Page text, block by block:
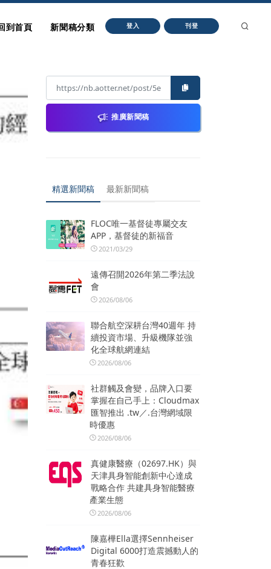
到首頁 新聞稿分類 登入 刊登
推廣新聞稿
精選新聞稿 最新新聞稿
FLOC唯一基督徒專屬交友
APP，基督徒的新福音
2021/03/29
遠傳召開2026年第二季法說
會
2026/08/06
聯合航空深耕台灣40週年 持
續投資市場、升級機隊並強
化全球航網連結
2026/08/06
社群觸及會變，品牌入口要
掌握在自己手上：Cloudmax
匯智推出 .tw／.台灣網域限
時優惠
2026/08/06
真健康醫療（02697.HK）與
天津具身智能創新中心達成
戰略合作 共建具身智能醫療
產業生態
2026/08/06
陳嘉樺Ella選擇Sennheiser
Digital 6000打造震撼動人的
青春狂歡